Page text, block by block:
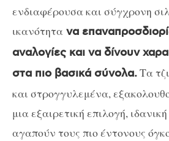
ενδιαφέρουσα και σύγχρονη
ικανότητα να
αναλογίες και να δίνουν
στα πιο βασικά σύνολα.Τα
και στρογγυλεμένα,
μια εξαιρετική επιλογή,
αγαπούν τους πιο έντονους